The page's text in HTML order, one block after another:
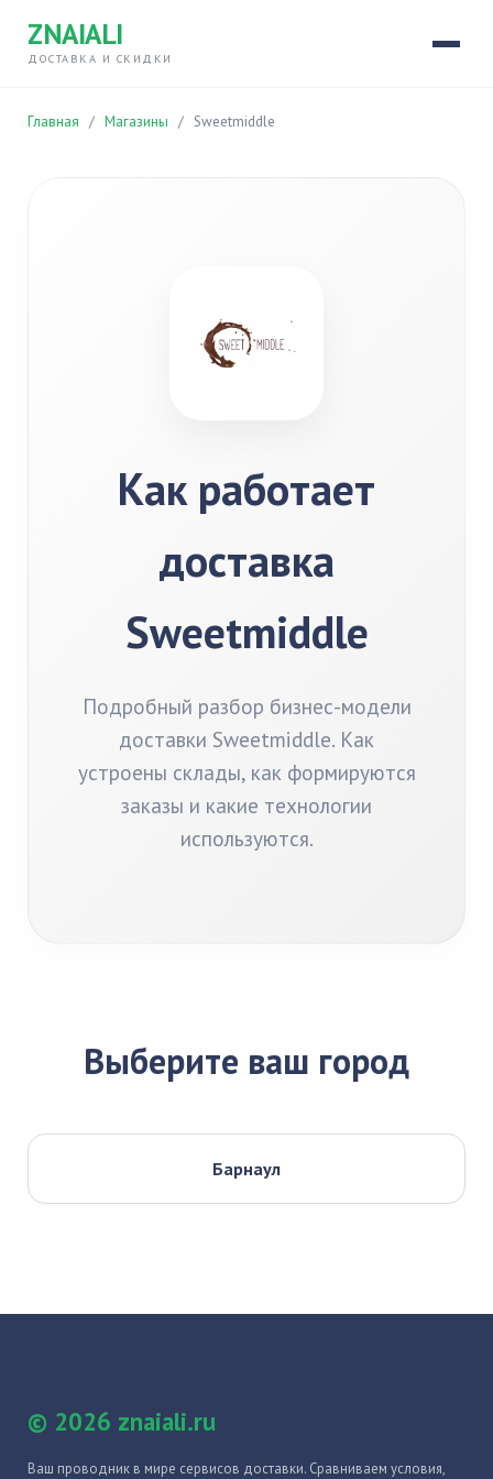
ZNAIALI
ДОСТАВКА И СКИДКИ
Главная / Магазины / Sweetmiddle
Как работает
доставка
Sweetmiddle
Подробный разбор бизнес-модели
доставки Sweetmiddle. Как
устроены склады, как формируются
заказы и какие технологии
используются.
Выберите ваш город
Барнаул
© 2026 znaiali.ru
Ваш проводник в мире сервисов доставки. Сравниваем условия,